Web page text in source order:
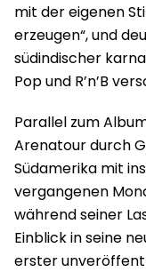
mit der eigenen
erzeugen“, und
südindischer
Pop und R’n’B
Parallel zum
Arenatour durch
Südamerika mit
vergangenen
während seiner
Einblick in seine
erster